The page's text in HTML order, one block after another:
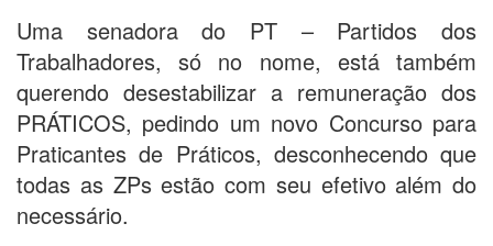
Uma senadora do PT – Partidos dos
Trabalhadores, só no nome, está também
querendo desestabilizar a remuneração dos
PRÁTICOS, pedindo um novo Concurso para
Praticantes de Práticos, desconhecendo que
todas as ZPs estão com seu efetivo além do
necessário.